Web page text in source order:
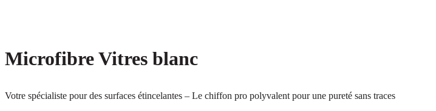
Microfibre Vitres blanc
Votre spécialiste pour des surfaces étincelantes – Le chiffon pro polyvalent pour une pureté sans traces